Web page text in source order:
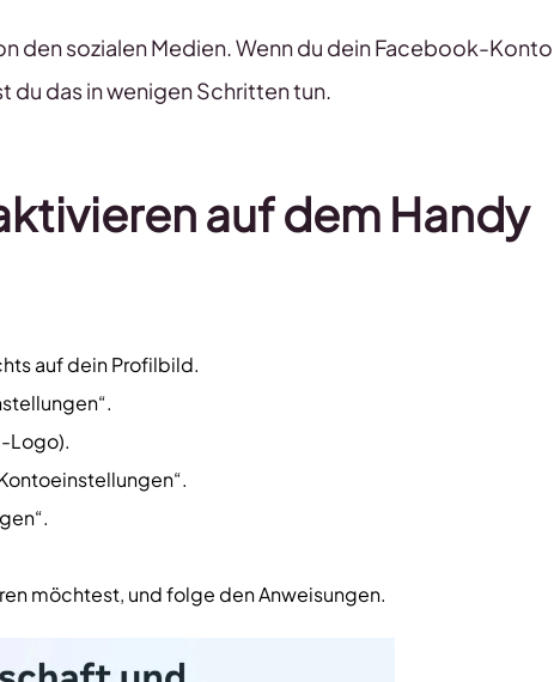
den sozialen Medien. Wenn du dein Facebook-Konto
das in wenigen Schritten tun.
auf dem Handy
auf dein Profilbild.
Logo).
möchtest, und folge den Anweisungen.